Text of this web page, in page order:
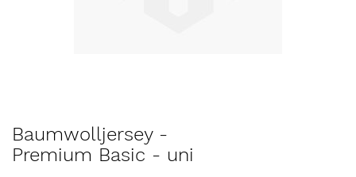
Anfang
der
Baumwolljersey -
Premium Basic - uni